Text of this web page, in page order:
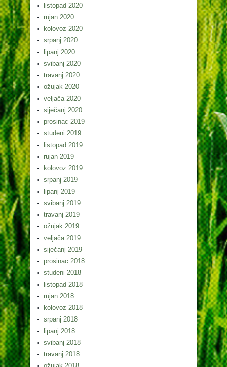
listopad 2020
rujan 2020
kolovoz 2020
srpanj 2020
lipanj 2020
svibanj 2020
travanj 2020
ožujak 2020
veljača 2020
siječanj 2020
prosinac 2019
studeni 2019
listopad 2019
rujan 2019
kolovoz 2019
srpanj 2019
lipanj 2019
svibanj 2019
travanj 2019
ožujak 2019
veljača 2019
siječanj 2019
prosinac 2018
studeni 2018
listopad 2018
rujan 2018
kolovoz 2018
srpanj 2018
lipanj 2018
svibanj 2018
travanj 2018